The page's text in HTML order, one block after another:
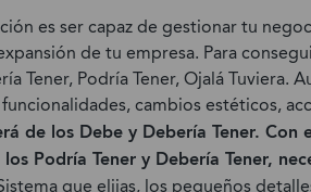
es ser capaz de gestionar tu
de tu empresa. Para
Tener, Podría Tener, Ojalá Tuviera.
cambios estéticos,
de los Debe y Debería Tener. Con
Podría Tener y Debería Tener,
que elijas, los pequeños